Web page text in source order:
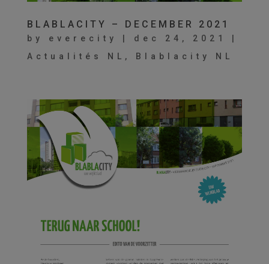
BLABLACITY – DECEMBER 2021
by everecity dec 24, 2021
Actualités NL , Blablacity NL